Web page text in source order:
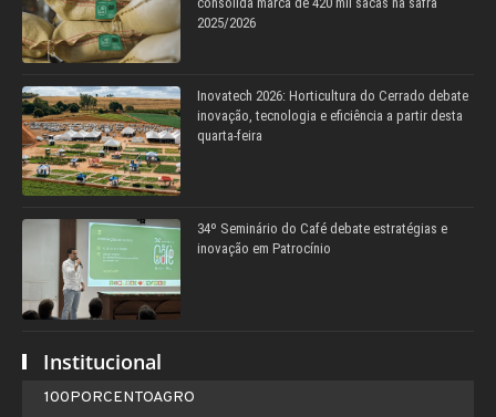
2025/2026
Inovatech 2026: Horticultura do Cerrado debate
inovação, tecnologia e eficiência a partir desta
quarta-feira
34º Seminário do Café debate estratégias e
inovação em Patrocínio
Institucional
100PORCENTOAGRO